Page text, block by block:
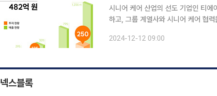
시니어 케어 산업의 선도 기업인 티에
하고, 그룹 계열사와 시니어 케어 협
규모의 시리즈 B 투자가 진행됐다.
2024-12-12 09:00
넥스블록